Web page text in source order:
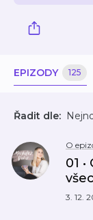
EPIZODY 125
Řadit dle:
O
01
3. 12.